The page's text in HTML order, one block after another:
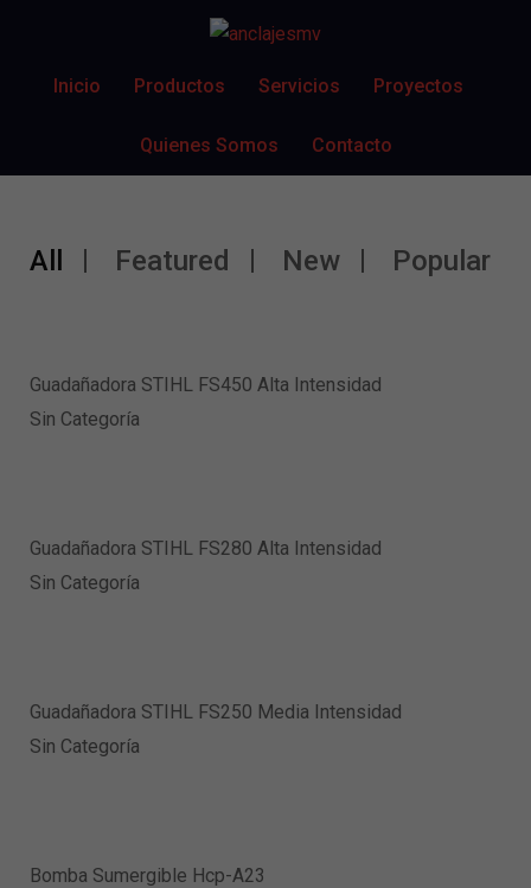
Inicio Productos Servicios Proyectos
Quienes Somos Contacto
All Featured New Popular
Guadañadora STIHL FS450 Alta Intensidad
Sin Categoría
Guadañadora STIHL FS280 Alta Intensidad
Sin Categoría
Guadañadora STIHL FS250 Media Intensidad
Sin Categoría
Bomba Sumergible Hcp-A23